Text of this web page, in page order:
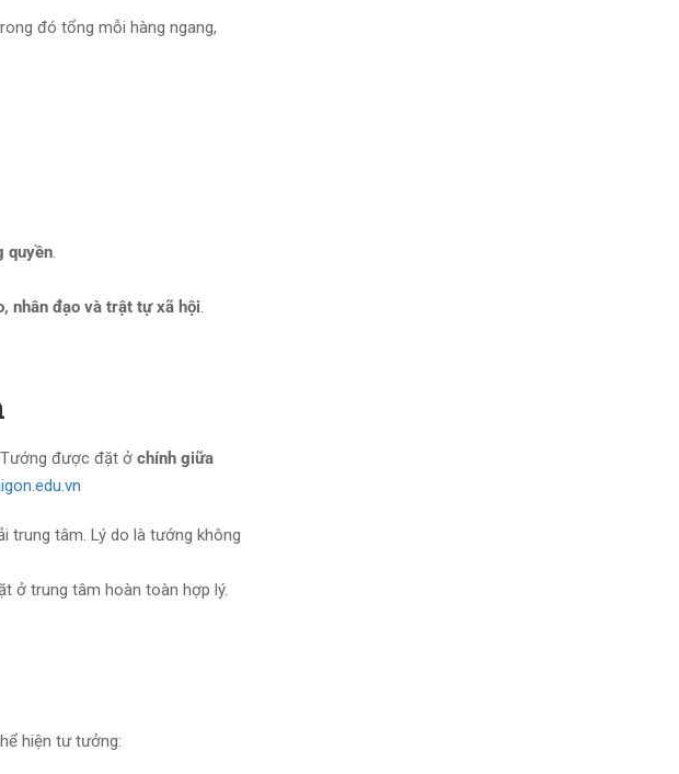
đó tổng mỗi hàng ngang,
quyền.
nhân đạo và trật tự xã hội.
được đặt ở chính giữa
trung tâm. Lý do là tướng không
ở trung tâm hoàn toàn hợp lý.
hiện tư tưởng: